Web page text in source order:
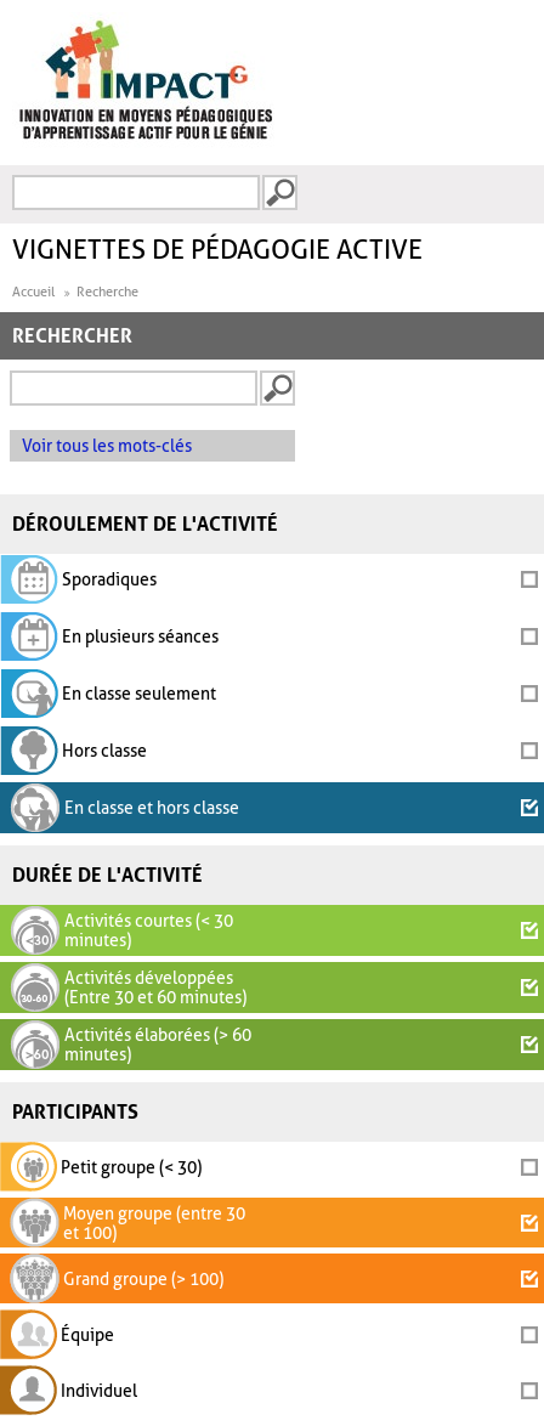
FORMULAIRE DE
VIGNETTES DE PÉDAGOGIE ACTIVE
Accueil Recherche
RECHERCHER
Voir tous les mots-clés
DÉROULEMENT DE L'ACTIVITÉ
Sporadiques
En plusieurs séances
En classe seulement
Hors classe
En classe et hors classe
DURÉE DE L'ACTIVITÉ
Activités courtes (< 30
minutes)
Activités développées
(Entre 30 et 60 minutes)
Activités élaborées (> 60
minutes)
PARTICIPANTS
Petit groupe (< 30)
Moyen groupe (entre 30
et 100)
Grand groupe (> 100)
Équipe
Individuel